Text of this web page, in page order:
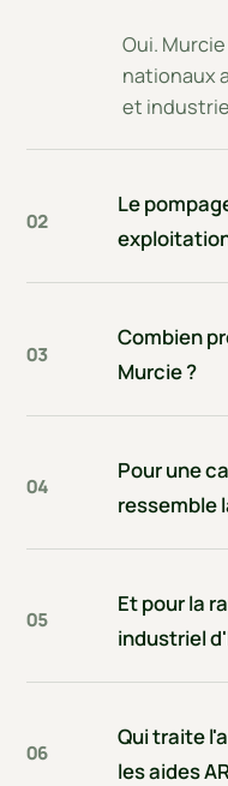
Oui.
nationaux
et
02
Le
03
Combien
Murcie ?
04
Pour une
ressemble
05
Et pour la
industriel
06
Qui traite
les aides